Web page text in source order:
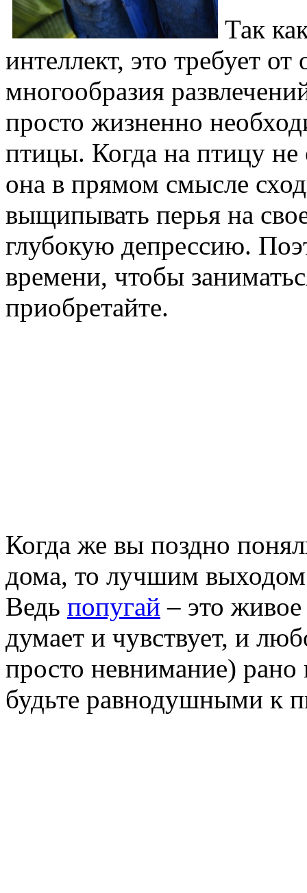
Так
интеллект, это требует
многообразия
просто жизненно
птицы. Когда на птицу
она в прямом смысле
выщипывать перья на
глубокую депрессию.
времени, чтобы
приобретайте.
Когда же вы поздно
дома, то лучшим выходом
Ведь попугай – это
думает и чувствует, и
просто невнимание)
будьте равнодушными к